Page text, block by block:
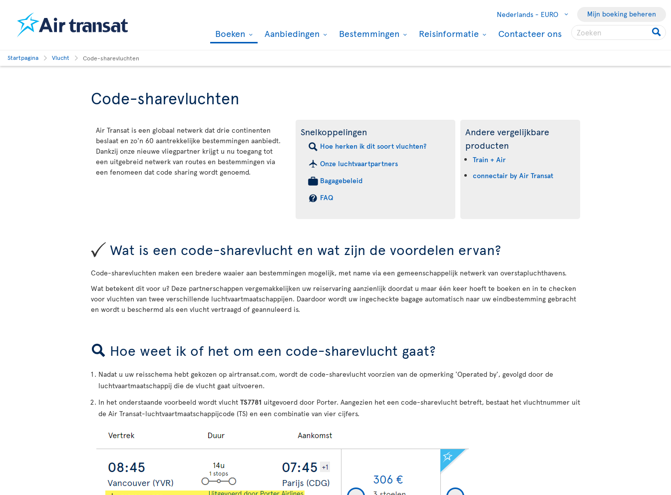
Nederlands - EURO Mijn boeking beheren
Boeken Aanbiedingen Bestemmingen Reisinformatie Contacteer ons
Startpagina Vlucht Code-sharevluchten
Code-sharevluchten
Air Transat is een globaal netwerk dat drie continenten
beslaat en zo'n 60 aantrekkelijke bestemmingen aanbiedt.
Dankzij onze nieuwe vliegpartner krijgt u nu toegang tot
een uitgebreid netwerk van routes en bestemmingen via
een fenomeen dat code sharing wordt genoemd.
Snelkoppelingen
Hoe herken ik dit soort vluchten?
Onze luchtvaartpartners
Bagagebeleid
FAQ
Andere vergelijkbare
producten
Train + Air
connectair by Air Transat
Wat is een code-sharevlucht en wat zijn de voordelen ervan?
Code-sharevluchten maken een bredere waaier aan bestemmingen mogelijk, met name via een gemeenschappelijk netwerk van overstapluchthavens.
Wat betekent dit voor u? Deze partnerschappen vergemakkelijken uw reiservaring aanzienlijk doordat u maar één keer hoeft te boeken en in te checken
voor vluchten van twee verschillende luchtvaartmaatschappijen. Daardoor wordt uw ingecheckte bagage automatisch naar uw eindbestemming gebracht
en wordt u beschermd als een vlucht vertraagd of geannuleerd is.
Hoe weet ik of het om een code-sharevlucht gaat?
Nadat u uw reisschema hebt gekozen op airtransat.com, wordt de code-sharevlucht voorzien van de opmerking 'Operated by', gevolgd door de
luchtvaartmaatschappij die de vlucht gaat uitvoeren.
In het onderstaande voorbeeld wordt vlucht TS7781 uitgevoerd door Porter. Aangezien het een code-sharevlucht betreft, bestaat het vluchtnummer uit
de Air Transat-luchtvaartmaatschappijcode (TS) en een combinatie van vier cijfers.